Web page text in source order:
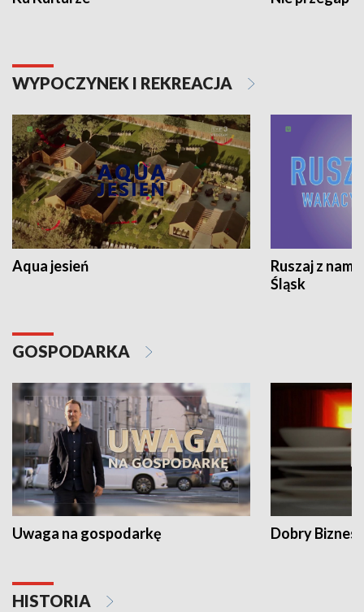
WYPOCZYNEK I REKREACJA
Aqua jesień
Ruszaj z
Śląsk
GOSPODARKA
Uwaga na gospodarkę Dobry Biznes
HISTORIA